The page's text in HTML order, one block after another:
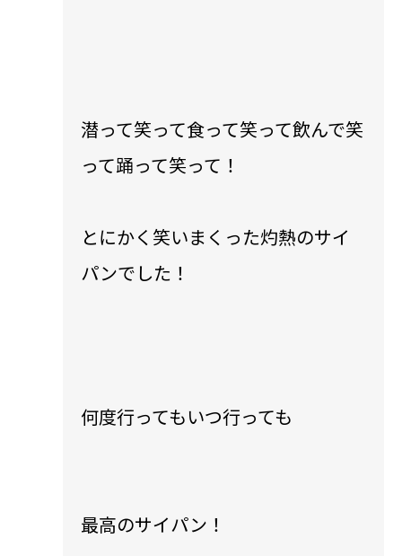
​潜って笑って食って笑って飲んで笑
って踊って笑って！
​とにかく笑いまくった灼熱のサイ
パンでした！
​何度行ってもいつ行っても
最高のサイパン！